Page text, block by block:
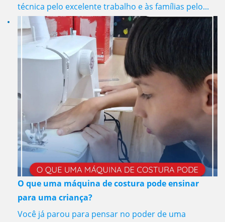
técnica pelo excelente trabalho e às famílias pelo...
O que uma máquina de costura pode ensinar
para uma criança?
Você já parou para pensar no poder de uma